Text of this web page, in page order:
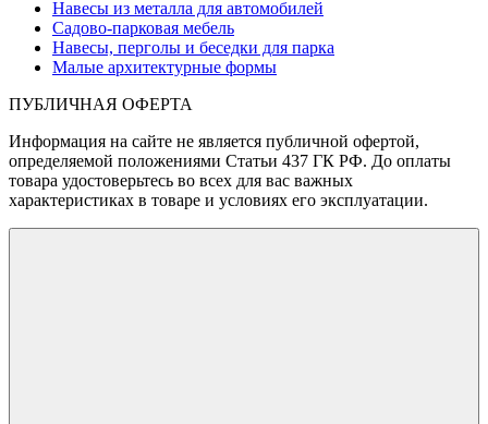
Навесы из металла для автомобилей
Садово-парковая мебель
Навесы, перголы и беседки для парка
Малые архитектурные формы
ПУБЛИЧНАЯ ОФЕРТА
Информация на сайте не является публичной офертой,
определяемой положениями Статьи 437 ГК РФ. До оплаты
товара удостоверьтесь во всех для вас важных
характеристиках в товаре и условиях его эксплуатации.